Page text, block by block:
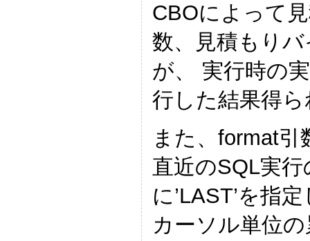
CBOによって
数、見積もり
が、 実行時の
行した結果得
また、format引
直近のSQL実
に’LAST’を指
カーソル単位